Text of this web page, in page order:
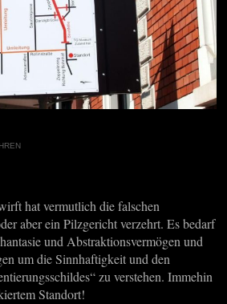
hat vermutlich die falschen
aber ein Pilzgericht verzehrt. Es bedarf
und Abstraktionsvermögen und
um die Sinnhaftigkeit und den
zu verstehen. Immehin
Standort!